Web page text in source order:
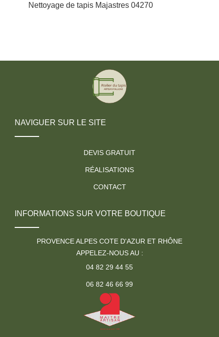
Nettoyage de tapis Majastres 04270
NAVIGUER SUR LE SITE
DEVIS GRATUIT
RÉALISATIONS
CONTACT
INFORMATIONS SUR VOTRE BOUTIQUE
PROVENCE ALPES COTE D'AZUR ET RHÔNE
APPELEZ-NOUS AU :
04 82 29 44 55
06 82 46 66 99